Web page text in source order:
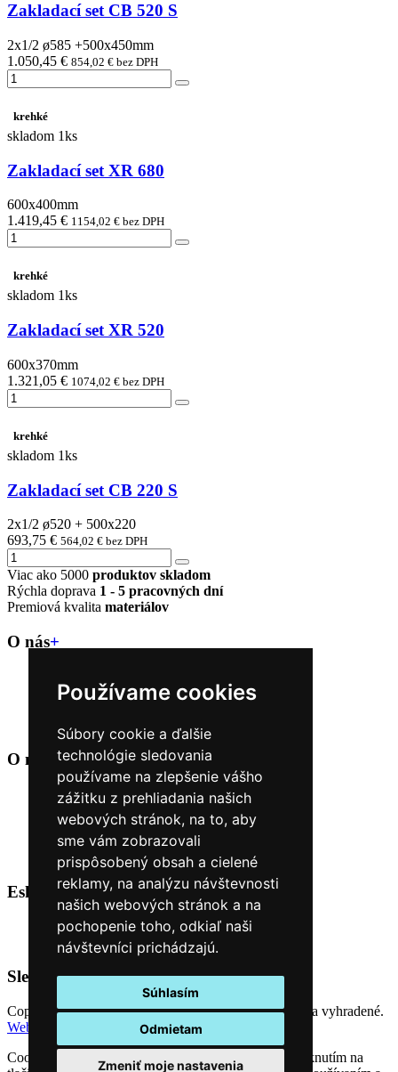
Používame cookies
Súbory cookie a ďalšie
technológie sledovania
používame na zlepšenie vášho
zážitku z prehliadania našich
webových stránok, na to, aby
sme vám zobrazovali
prispôsobený obsah a cielené
reklamy, na analýzu návštevnosti
našich webových stránok a na
pochopenie toho, odkiaľ naši
návštevníci prichádzajú.
Súhlasím
Odmietam
Zmeniť moje nastavenia
Zakladací set CB 520 S
2x1/2 ø585 +500x450mm
1.050,45 € 854,02 € bez DPH
krehké
skladom 1ks
Zakladací set XR 680
600x400mm
1.419,45 € 1154,02 € bez DPH
krehké
skladom 1ks
Zakladací set XR 520
600x370mm
1.321,05 € 1074,02 € bez DPH
krehké
skladom 1ks
Zakladací set CB 220 S
2x1/2 ø520 + 500x220
693,75 € 564,02 € bez DPH
Viac ako 5000 produktov skladom
Rýchla doprava 1 - 5 pracovných dní
Premiová kvalita materiálov
O nás+
Naše predajne
Úvod
O nákupe+
Obchodné podmienky
Reklamačné podmienky
Možnosti dopravy a platby
Nákup na splátky cez Quatro
Odstúpiť od zmluvy TU
Eshop Kontakt+
0944 38 68 68
objednavky@malovanysvet.sk
Sledujte nás
Copyright (C) 2026Výtvarnícke potreby. Všetky práva vyhradené.
Web stránky NEONUS.sk
Cookies nám umožňujú poskytovať lepšie služby. Kliknutím na